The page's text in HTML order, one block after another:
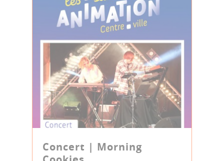
Concert | Morning